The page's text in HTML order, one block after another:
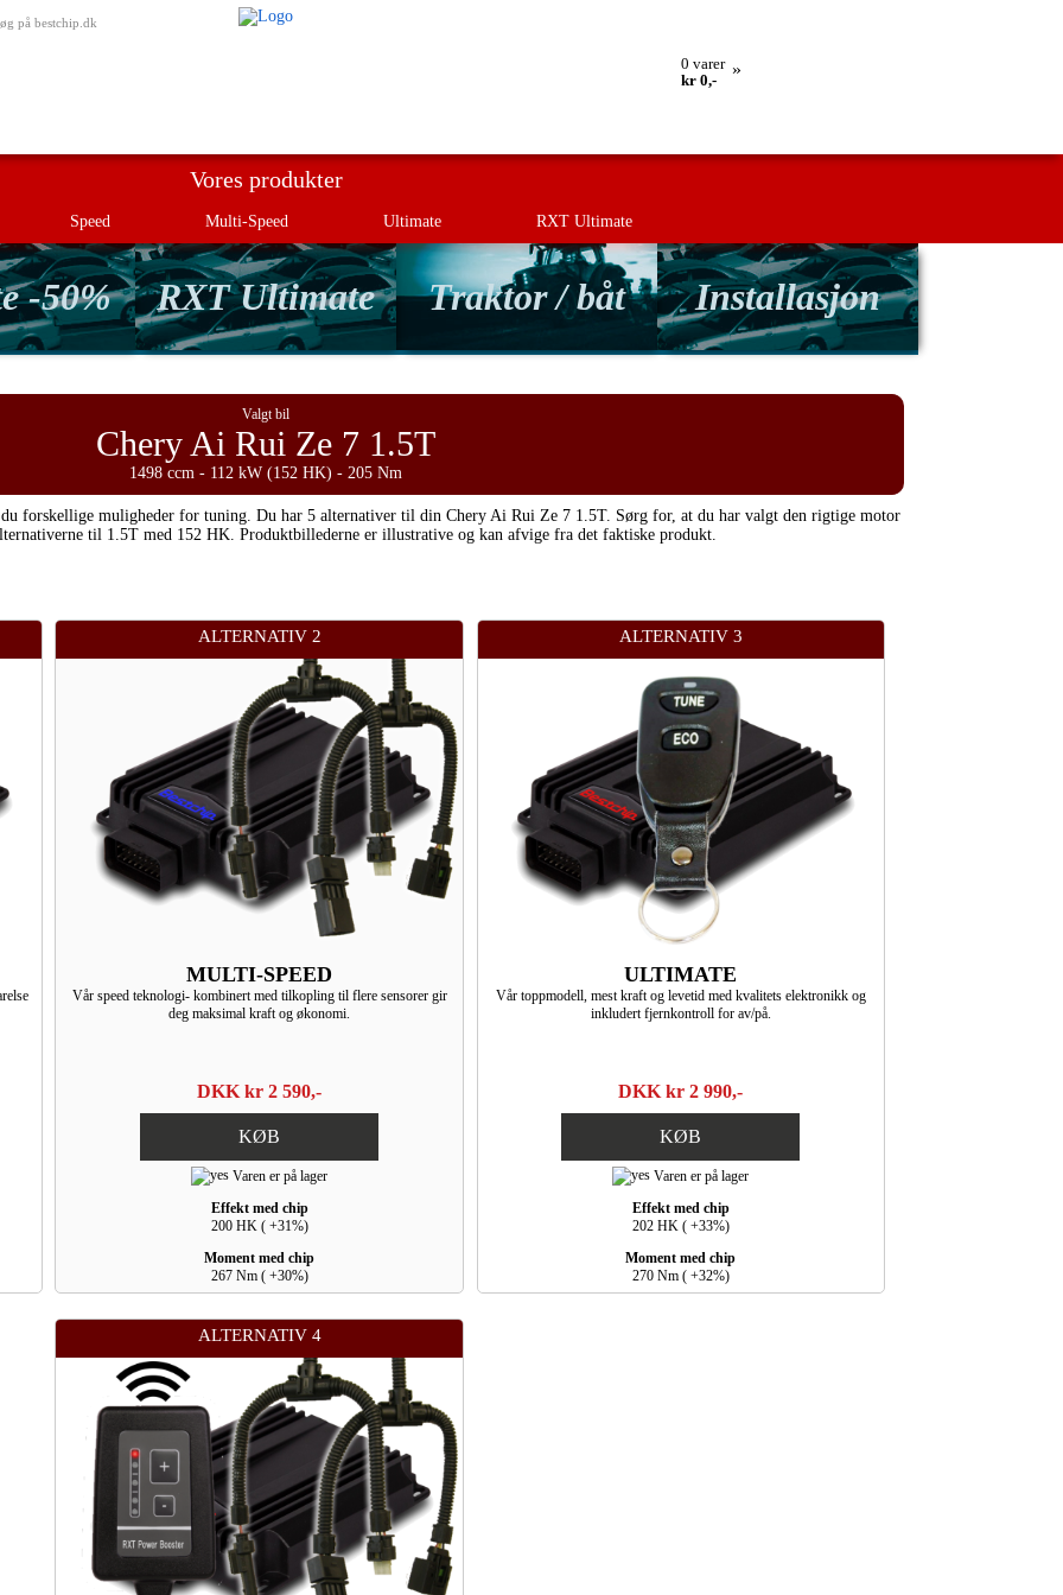
på bestchip.dk
0 varer
kr 0,-
»
Vores produkter
Speed Multi-Speed Ultimate RXT Ultimate
-50% RXT Ultimate Traktor / båt Installasjon
Valgt bil
Chery Ai Rui Ze 7 1.5T
1498 ccm - 112 kW (152 HK) - 205 Nm
forskellige muligheder for tuning. Du har 5 alternativer til din Chery Ai Rui Ze 7 1.5T. Sørg for, at du har valgt den rigtige motor
til 1.5T med 152 HK. Produktbillederne er illustrative og kan afvige fra det faktiske produkt.
ALTERNATIV 2
MULTI-SPEED
Vår speed teknologi- kombinert med tilkopling til flere sensorer gir
deg maksimal kraft og økonomi.
DKK kr 2 590,-
KØB
Varen er på lager
Effekt med chip
200 HK ( +31%)
Moment med chip
267 Nm ( +30%)
ALTERNATIV 3
ULTIMATE
Vår toppmodell, mest kraft og levetid med kvalitets elektronikk og
inkludert fjernkontroll for av/på.
DKK kr 2 990,-
KØB
Varen er på lager
Effekt med chip
202 HK ( +33%)
Moment med chip
270 Nm ( +32%)
ALTERNATIV 4